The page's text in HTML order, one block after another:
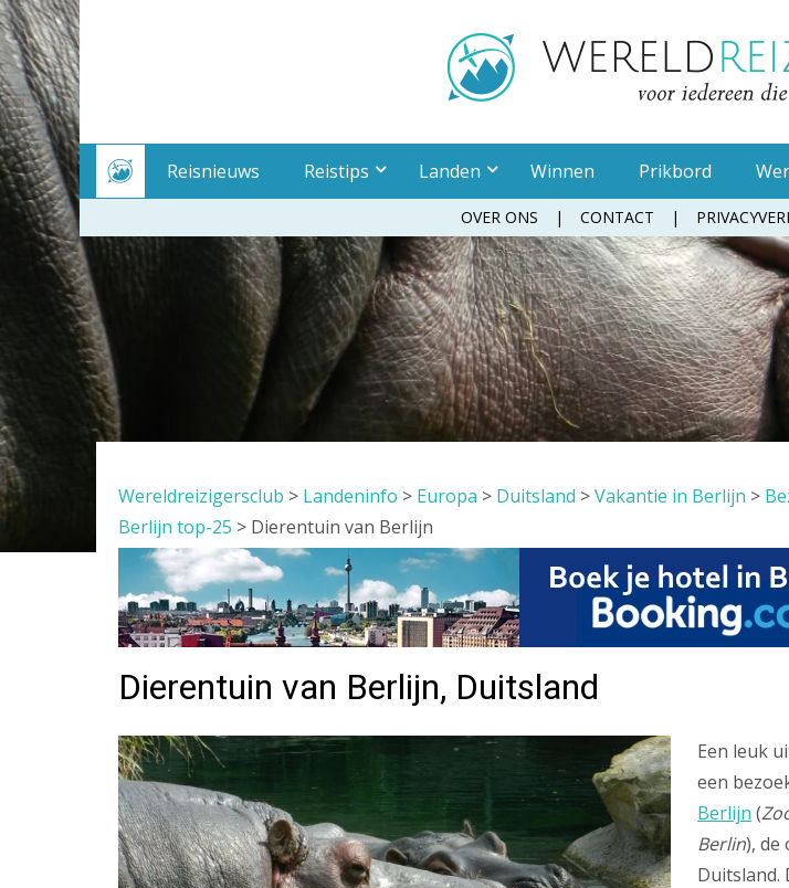
Meteen
naar
inhoud
Reisnieuws Reistips Landen Winnen Prikbord
OVER ONS CONTACT
Wereldreizigersclub > Landeninfo > Europa > Duitsland >Vakantie in Berlijn >
Berlijn top-25 > Dierentuin van Berlijn
Dierentuin van Berlijn, Duitsland
Een leuk
een
Berlijn (
Berlin), de
Duitsland.